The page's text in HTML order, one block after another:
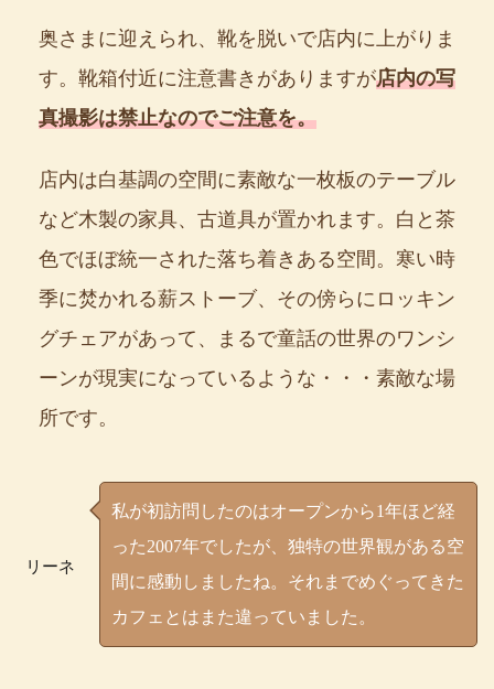
奥さまに迎えられ、靴を脱いで店内に上がりま
す。靴箱付近に注意書きがありますが店内の写
真撮影は禁止なのでご注意を。
店内は白基調の空間に素敵な一枚板のテーブル
など木製の家具、古道具が置かれます。白と茶
色でほぼ統一された落ち着きある空間。寒い時
季に焚かれる薪ストーブ、その傍らにロッキン
グチェアがあって、まるで童話の世界のワンシ
ーンが現実になっているような・・・素敵な場
所です。
リーネ
私が初訪問したのはオープンから1年ほど経
った2007年でしたが、独特の世界観がある空
間に感動しましたね。それまでめぐってきた
カフェとはまた違っていました。